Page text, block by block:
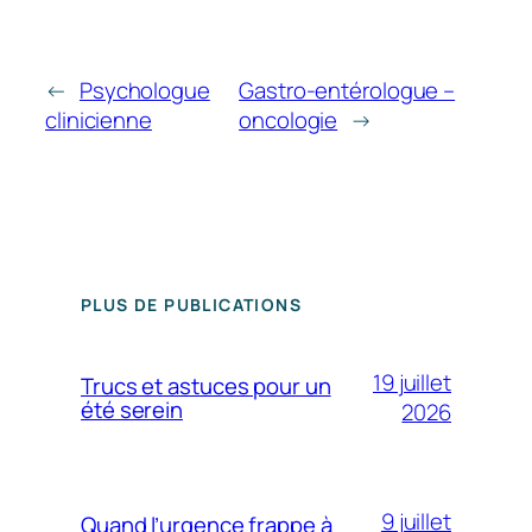
← Psychologue
clinicienne
Gastro-entérologue –
oncologie →
PLUS DE PUBLICATIONS
Trucs et astuces pour un
été serein
19 juillet
2026
Quand l’urgence frappe à 9 juillet